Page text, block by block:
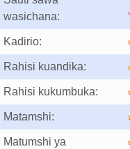
wasichana:
Kadirio:
Rahisi kuandika:
Rahisi kukumbuka:
Matamshi:
Matumshi ya